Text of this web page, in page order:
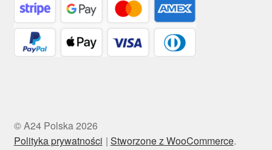
© A24 Polska 2026
Polityka prywatności
Stworzone z WooCommerce.